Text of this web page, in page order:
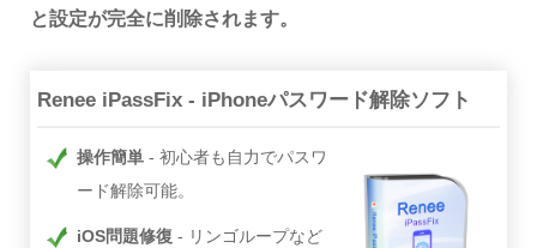
と設定が完全に削除されます。
Renee iPassFix - iPhoneパスワード解除ソフト
操作簡単
初心者も自力でパスワ
ード解除可能。
iOS問題修復
リンゴループなど